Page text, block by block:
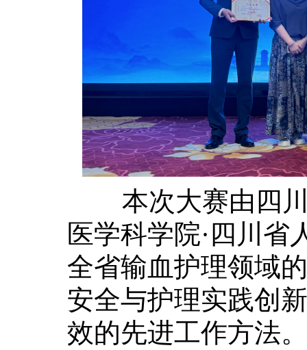
本次大赛由四川
医学科学院·四川省
全省输血护理领域
安全与护理实践创
效的先进工作方法